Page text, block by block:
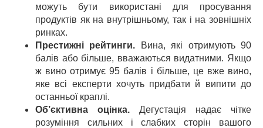
можуть бути використані для просування
продуктів як на внутрішньому, так і на зовнішніх
ринках.
Престижні рейтинги.
Вина, які отримують 90
балів або більше, вважаються видатними. Якщо
ж вино отримує 95 балів і більше, це вже вино,
яке всі експерти хочуть придбати й випити до
останньої краплі.
Об’єктивна оцінка. Дегустація надає чітке
розуміння сильних і слабких сторін вашого